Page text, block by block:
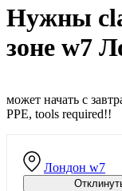
Нужны
зоне w7
Лондон w7
может начать с
PPE, tools required!!